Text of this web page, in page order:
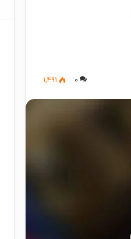
0
1,491